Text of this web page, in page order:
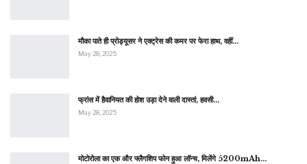
मौका पाते ही प्रोड्यूसर ने एक्ट्रेस की कमर पर फेरा हाथ, वहीं…
May 28, 2025
फ्रांस में हैवानियत की होश उड़ा देने वाली दास्तां, हवसी…
May 28, 2025
मोटोरोला का एक और फ्लैगशिप फोन हुआ लॉन्च, मिलेंगे 5200mAh…